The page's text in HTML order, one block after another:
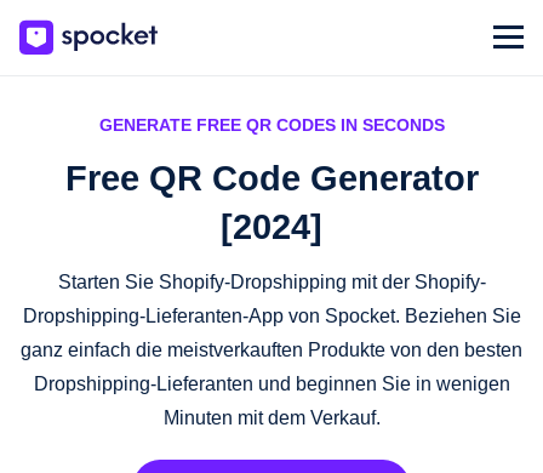
GENERATE FREE QR CODES IN SECONDS
Free QR Code Generator
[2024]
Starten Sie Shopify-Dropshipping mit der Shopify-
Dropshipping-Lieferanten-App von Spocket. Beziehen Sie
ganz einfach die meistverkauften Produkte von den besten
Dropshipping-Lieferanten und beginnen Sie in wenigen
Minuten mit dem Verkauf.